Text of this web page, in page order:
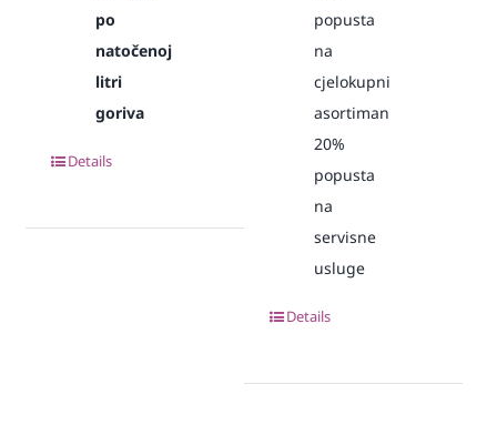
po
natočenoj
litri
goriva
Details
popusta
na
cjelokupni
asortiman
20%
popusta
na
servisne
usluge
Details